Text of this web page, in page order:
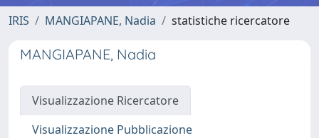
IRIS MANGIAPANE, Nadia statistiche ricercatore
MANGIAPANE, Nadia
Visualizzazione Ricercatore
Visualizzazione Pubblicazione